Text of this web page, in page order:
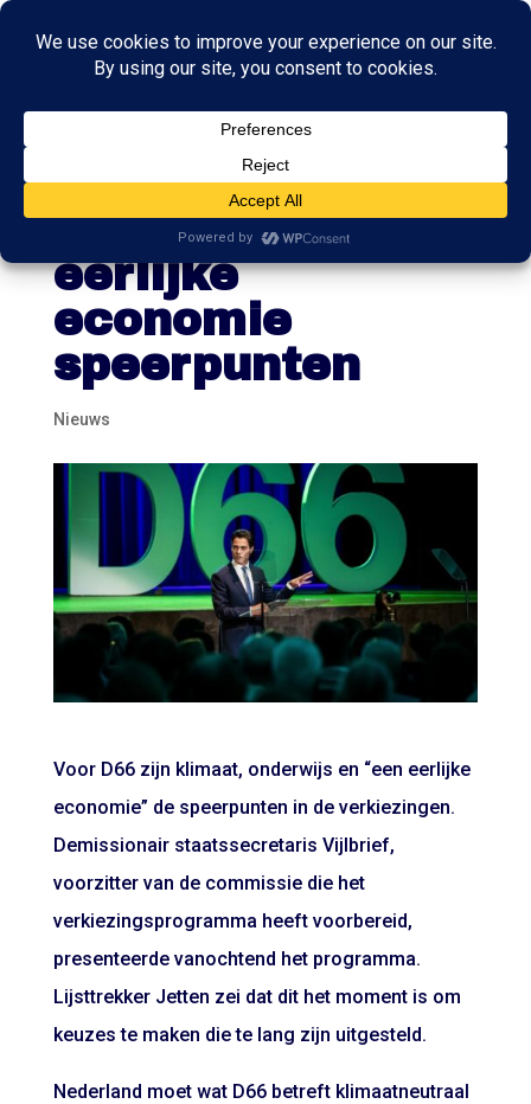
D66: klimaat,
onderwijs en
eerlijke
economie
speerpunten
Nieuws
Voor D66 zijn klimaat, onderwijs en “een eerlijke
economie” de speerpunten in de verkiezingen.
Demissionair staatssecretaris Vijlbrief,
voorzitter van de commissie die het
verkiezingsprogramma heeft voorbereid,
presenteerde vanochtend het programma.
Lijsttrekker Jetten zei dat dit het moment is om
keuzes te maken die te lang zijn uitgesteld.
Nederland moet wat D66 betreft klimaatneutraal